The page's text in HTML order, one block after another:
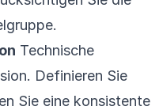
Technische
Definieren Sie
Sie eine konsistente